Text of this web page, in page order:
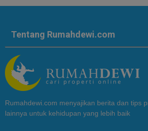
Tentang Rumahdewi.com
Rumahdewi.com menyajikan berita dan tips
lainnya untuk kehidupan yang lebih baik